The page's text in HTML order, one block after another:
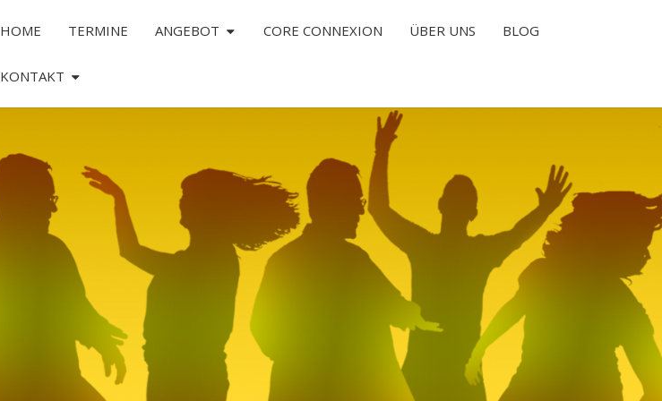
HOME TERMINE ANGEBOT CORE CONNEXION ÜBER UNS BLOG
KONTAKT
TANZT
DAS